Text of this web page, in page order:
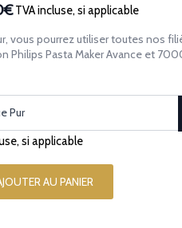
TVA incluse, si applicable
vous pourrez utiliser toutes nos
Philips Pasta Maker Avance et
si applicable
AU PANIER